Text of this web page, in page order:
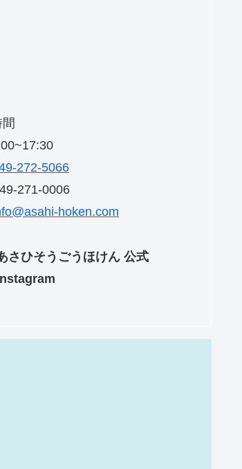
272-5066
271-0006
hoken.com
さひそうごうほけん 公式